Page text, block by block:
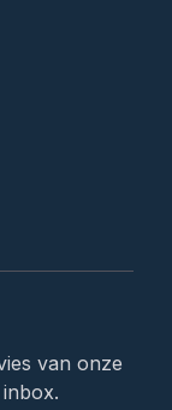
van onze